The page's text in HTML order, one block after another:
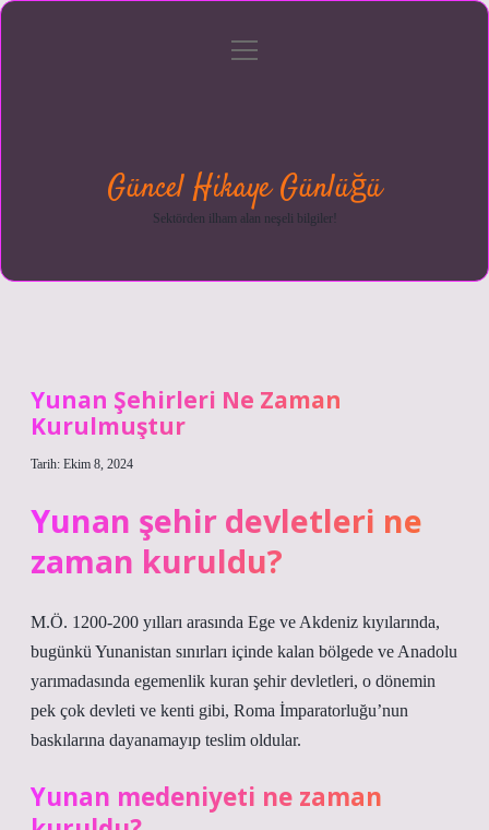
menüyü
Güncel Hikaye Günlüğü
Sektörden ilham alan neşeli bilgiler!
Yunan Şehirleri Ne Zaman
Kurulmuştur
Tarih: Ekim 8, 2024
Yunan şehir devletleri ne
zaman kuruldu?
M.Ö. 1200-200 yılları arasında Ege ve Akdeniz kıyılarında,
bugünkü Yunanistan sınırları içinde kalan bölgede ve Anadolu
yarımadasında egemenlik kuran şehir devletleri, o dönemin
pek çok devleti ve kenti gibi, Roma İmparatorluğu’nun
baskılarına dayanamayıp teslim oldular.
Yunan medeniyeti ne zaman